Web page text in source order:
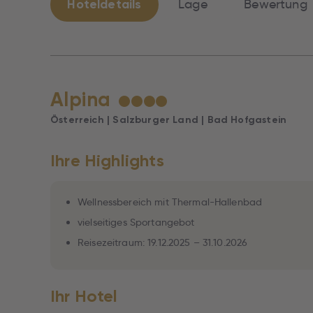
Hoteldetails Lage Bewertung
Alpina ★★★★
Österreich | Salzburger Land | Bad Hofgastein
Ihre Highlights
Wellnessbereich mit Thermal-Hallenbad
vielseitiges Sportangebot
Reisezeitraum: 19.12.2025 – 31.10.2026
Ihr Hotel